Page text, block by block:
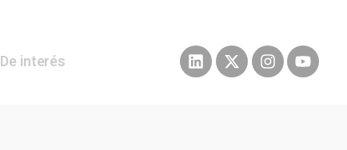
De interés